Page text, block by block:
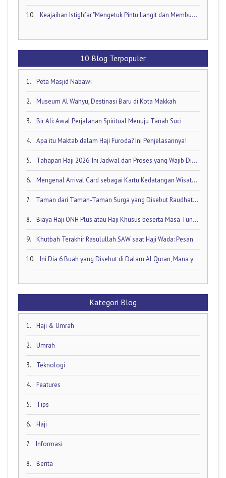
10. Keajaiban Istighfar "Mengetuk Pintu Langit dan Membuka Keran Rezeki yang Tersumbat"
10 Blog Terpopuler
1. Peta Masjid Nabawi
2. Museum Al Wahyu, Destinasi Baru di Kota Makkah
3. Bir Ali: Awal Perjalanan Spiritual Menuju Tanah Suci
4. Apa itu Maktab dalam Haji Furoda? Ini Penjelasannya!
5. Tahapan Haji 2026: Ini Jadwal dan Proses yang Wajib Diketahui oleh Calon Jamaah Haji
6. Mengenal Arrival Card sebagai Kartu Kedatangan Wisatawan!
7. Taman dari Taman-Taman Surga yang Disebut Raudhatul Jannah
8. Biaya Haji ONH Plus atau Haji Khusus beserta Masa Tunggunya: Ini Rinciannya!
9. Khutbah Terakhir Rasulullah SAW saat Haji Wada: Pesan Abadi untuk Umat Islam
10. Ini Dia 6 Buah yang Disebut di Dalam Al Quran, Mana yang Favorit Anda?
Kategori Blog
1. Haji & Umrah
2. Umrah
3. Teknologi
4. Features
5. Tips
6. Haji
7. Informasi
8. Berita